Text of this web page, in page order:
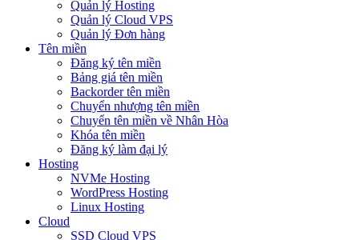
Quản lý Hosting
Quản lý Cloud VPS
Quản lý Đơn hàng
Tên miền
Đăng ký tên miền
Bảng giá tên miền
Backorder tên miền
Chuyển nhượng tên miền
Chuyển tên miền về Nhân Hòa
Khóa tên miền
Đăng ký làm đại lý
Hosting
NVMe Hosting
WordPress Hosting
Linux Hosting
Cloud
SSD Cloud VPS